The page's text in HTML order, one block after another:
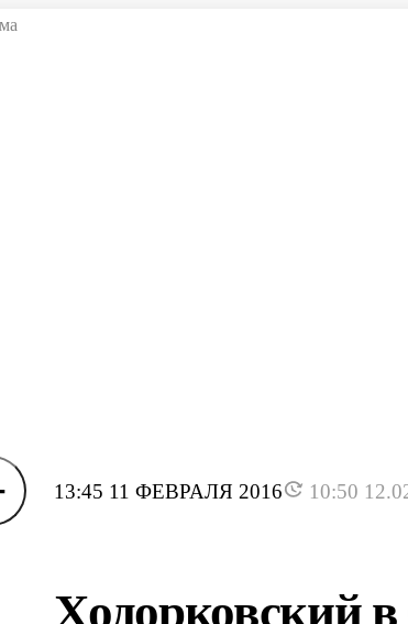
13:45 11 ФЕВРАЛЯ 2016 10:50
Ходорковский в